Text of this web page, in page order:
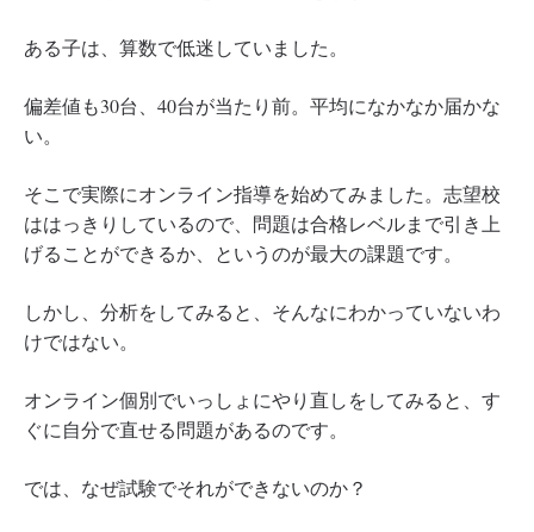
ある子は、算数で低迷していました。
偏差値も30台、40台が当たり前。平均になかなか届かな
い。
そこで実際にオンライン指導を始めてみました。志望校
ははっきりしているので、問題は合格レベルまで引き上
げることができるか、というのが最大の課題です。
しかし、分析をしてみると、そんなにわかっていないわ
けではない。
オンライン個別でいっしょにやり直しをしてみると、す
ぐに自分で直せる問題があるのです。
では、なぜ試験でそれができないのか？